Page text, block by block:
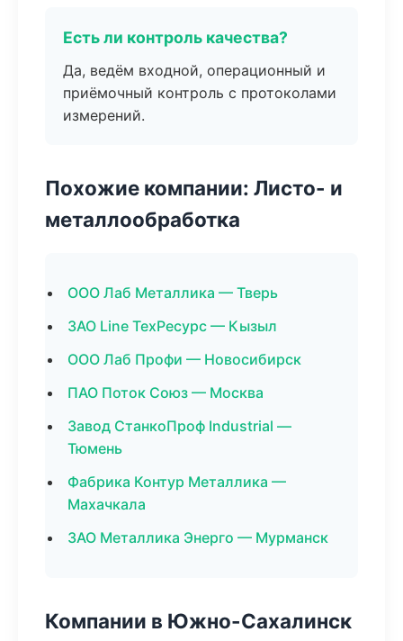
Есть ли контроль качества?
Да, ведём входной, операционный и
приёмочный контроль с протоколами
измерений.
Похожие компании: Листо- и
металлообработка
ООО Лаб Металлика — Тверь
ЗАО Line ТехРесурс — Кызыл
ООО Лаб Профи — Новосибирск
ПАО Поток Союз — Москва
Завод СтанкоПроф Industrial —
Тюмень
Фабрика Контур Металлика —
Махачкала
ЗАО Металлика Энерго — Мурманск
Компании в Южно-Сахалинск